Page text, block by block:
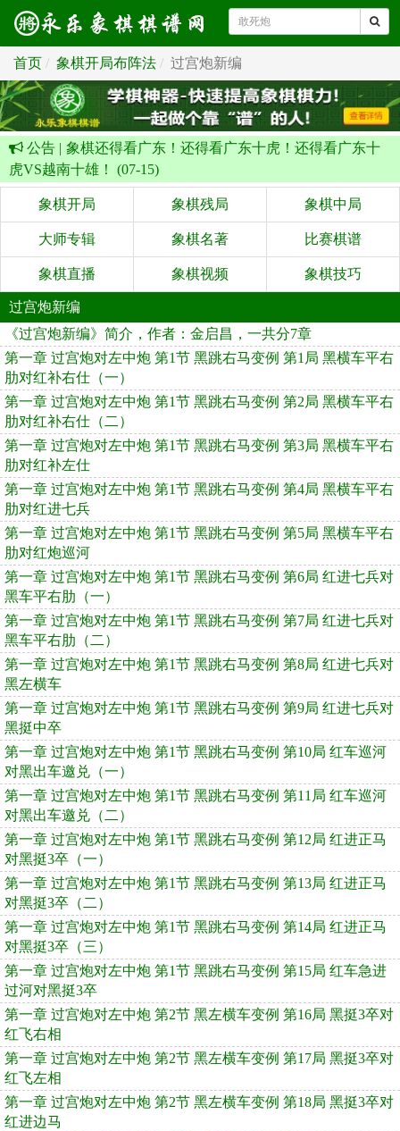
首页 象棋开局布阵法 过宫炮新编
公告 | 象棋还得看广东！还得看广东十虎！还得看广东十
虎VS越南十雄！ (07-15)
象棋开局 象棋残局 象棋中局
大师专辑 象棋名著 比赛棋谱
象棋直播 象棋视频 象棋技巧
过宫炮新编
《过宫炮新编》简介，作者：金启昌，一共分7章
第一章 过宫炮对左中炮 第1节 黑跳右马变例 第1局 黑横车平右
肋对红补右仕（一）
第一章 过宫炮对左中炮 第1节 黑跳右马变例 第2局 黑横车平右
肋对红补右仕（二）
第一章 过宫炮对左中炮 第1节 黑跳右马变例 第3局 黑横车平右
肋对红补左仕
第一章 过宫炮对左中炮 第1节 黑跳右马变例 第4局 黑横车平右
肋对红进七兵
第一章 过宫炮对左中炮 第1节 黑跳右马变例 第5局 黑横车平右
肋对红炮巡河
第一章 过宫炮对左中炮 第1节 黑跳右马变例 第6局 红进七兵对
黑车平右肋（一）
第一章 过宫炮对左中炮 第1节 黑跳右马变例 第7局 红进七兵对
黑车平右肋（二）
第一章 过宫炮对左中炮 第1节 黑跳右马变例 第8局 红进七兵对
黑左横车
第一章 过宫炮对左中炮 第1节 黑跳右马变例 第9局 红进七兵对
黑挺中卒
第一章 过宫炮对左中炮 第1节 黑跳右马变例 第10局 红车巡河
对黑出车邀兑（一）
第一章 过宫炮对左中炮 第1节 黑跳右马变例 第11局 红车巡河
对黑出车邀兑（二）
第一章 过宫炮对左中炮 第1节 黑跳右马变例 第12局 红进正马
对黑挺3卒（一）
第一章 过宫炮对左中炮 第1节 黑跳右马变例 第13局 红进正马
对黑挺3卒（二）
第一章 过宫炮对左中炮 第1节 黑跳右马变例 第14局 红进正马
对黑挺3卒（三）
第一章 过宫炮对左中炮 第1节 黑跳右马变例 第15局 红车急进
过河对黑挺3卒
第一章 过宫炮对左中炮 第2节 黑左横车变例 第16局 黑挺3卒对
红飞右相
第一章 过宫炮对左中炮 第2节 黑左横车变例 第17局 黑挺3卒对
红飞左相
第一章 过宫炮对左中炮 第2节 黑左横车变例 第18局 黑挺3卒对
红进边马